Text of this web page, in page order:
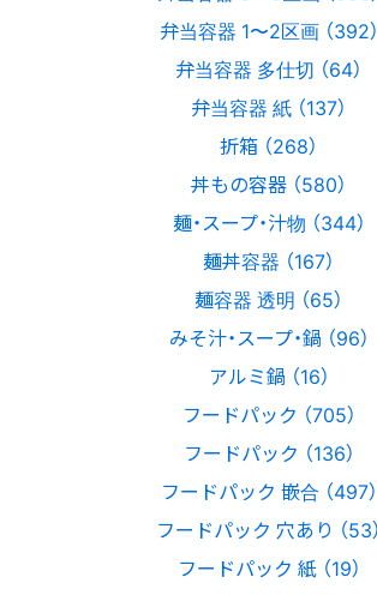
弁当容器 1〜2区画 （392）
弁当容器 多仕切 （64）
弁当容器 紙 （137）
折箱 （268）
丼もの容器 （580）
麺・スープ・汁物 （344）
麺丼容器 （167）
麺容器 透明 （65）
みそ汁・スープ・鍋 （96）
アルミ鍋 （16）
フードパック （705）
フードパック （136）
フードパック 嵌合 （497）
フードパック 穴あり （53）
フードパック 紙 （19）